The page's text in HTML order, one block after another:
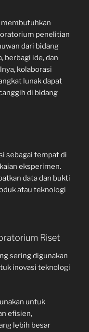
penelitian
dari bidang
berbagi ide, dan
kolaborasi
lunak dapat
di bidang
sebagai tempat di
eksperimen.
data dan bukti
atau teknologi
Riset
sering digunakan
inovasi teknologi
untuk
efisien,
lebih besar